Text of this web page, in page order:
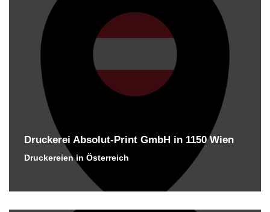
Druckerei Absolut-Print GmbH in 1150 Wien
Druckereien in Österreich